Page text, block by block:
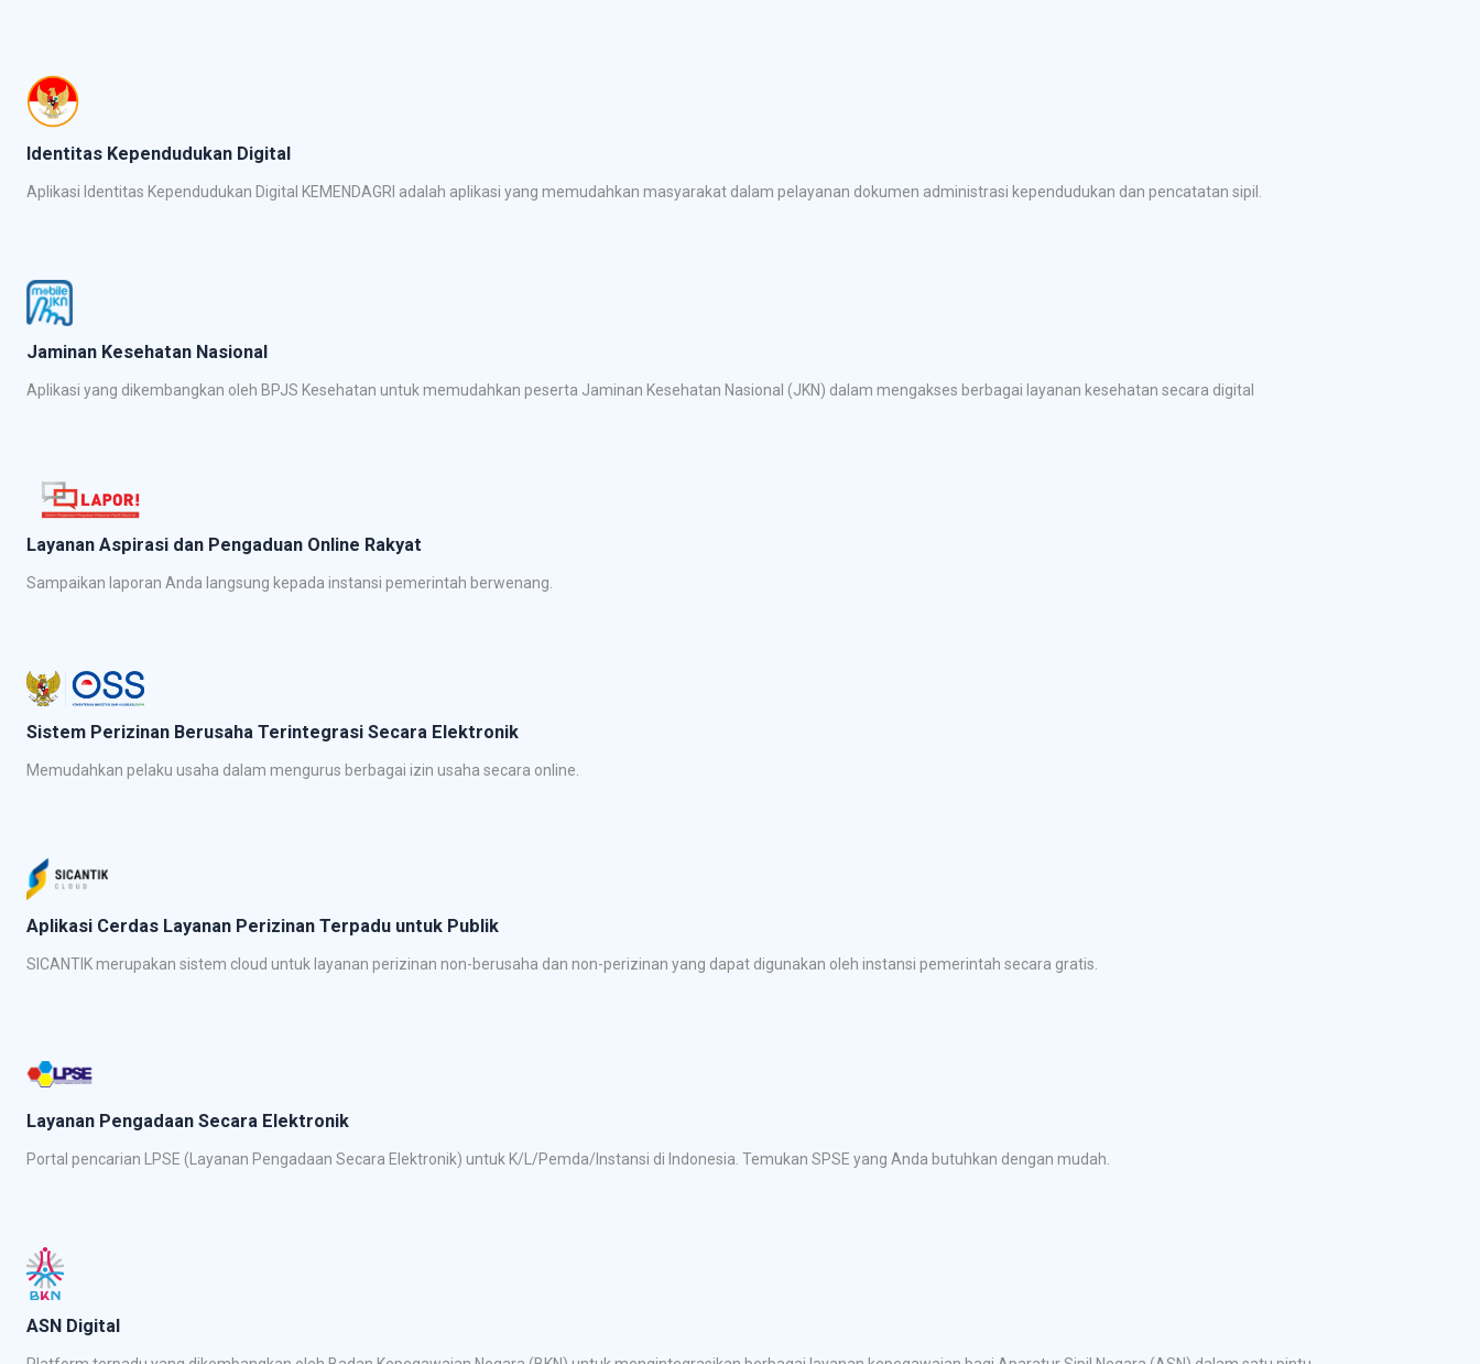
Identitas Kependudukan Digital
Aplikasi Identitas Kependudukan Digital KEMENDAGRI adalah aplikasi yang memudahkan masyarakat dalam pelayanan dokumen administrasi kependudukan dan pencatatan sipil.
Jaminan Kesehatan Nasional
Aplikasi yang dikembangkan oleh BPJS Kesehatan untuk memudahkan peserta Jaminan Kesehatan Nasional (JKN) dalam mengakses berbagai layanan kesehatan secara digital
Layanan Aspirasi dan Pengaduan Online Rakyat
Sampaikan laporan Anda langsung kepada instansi pemerintah berwenang.
Sistem Perizinan Berusaha Terintegrasi Secara Elektronik
Memudahkan pelaku usaha dalam mengurus berbagai izin usaha secara online.
Aplikasi Cerdas Layanan Perizinan Terpadu untuk Publik
SICANTIK merupakan sistem cloud untuk layanan perizinan non-berusaha dan non-perizinan yang dapat digunakan oleh instansi pemerintah secara gratis.
Layanan Pengadaan Secara Elektronik
Portal pencarian LPSE (Layanan Pengadaan Secara Elektronik) untuk K/L/Pemda/Instansi di Indonesia. Temukan SPSE yang Anda butuhkan dengan mudah.
ASN Digital